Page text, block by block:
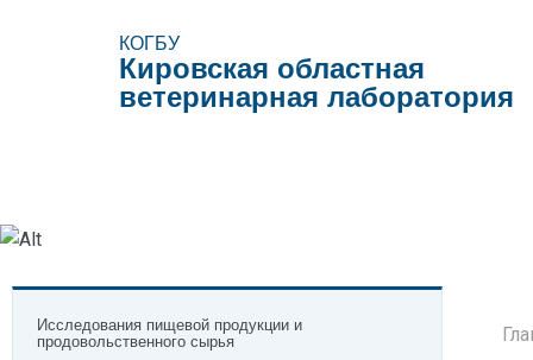
КОГБУ
Кировская областная
ветеринарная лаборатория
Исследования пищевой продукции и
продовольственного сырья